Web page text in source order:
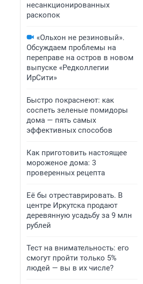
несанкционированных
раскопок
«Ольхон не резиновый».
Обсуждаем проблемы на
переправе на остров в новом
выпуске «Редколлегии
ИрСити»
Быстро покраснеют: как
соспеть зеленые помидоры
дома — пять самых
эффективных способов
Как приготовить настоящее
мороженое дома: 3
проверенных рецепта
Её бы отреставрировать. В
центре Иркутска продают
деревянную усадьбу за 9 млн
рублей
Тест на внимательность: его
смогут пройти только 5%
людей — вы в их числе?